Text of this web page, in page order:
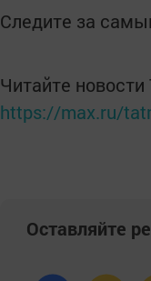
Следите за
Читайте
https://max.ru/
Оставляйте